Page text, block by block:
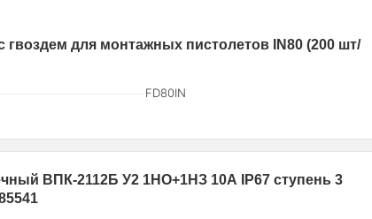
для монтажных пистолетов IN80 (200 шт/
FD80IN
ВПК-2112Б У2 1НО+1НЗ 10А IP67 ступень 3